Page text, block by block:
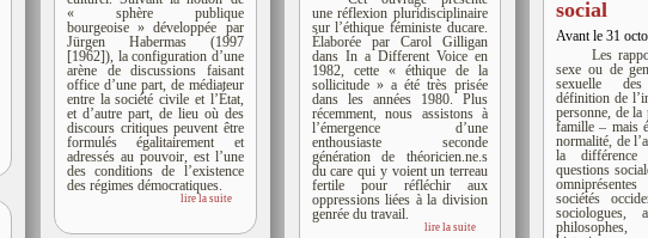
« sphère publique
bourgeoise » développée par
Jürgen Habermas (1997
[1962]), la configuration d’une
arène de discussions faisant
office d’une part, de médiateur
entre la société civile et l’État,
et d’autre part, de lieu où des
discours critiques peuvent être
formulés égalitairement et
adressés au pouvoir, est l’une
des conditions de l’existence
des régimes démocratiques.
lire la suite
une réflexion pluridisciplinaire
sur l’éthique féministe ducare.
Élaborée par Carol Gilligan
dans In a Different Voice en
1982, cette « éthique de la
sollicitude » a été très prisée
dans les années 1980. Plus
récemment, nous assistons à
l’émergence d’une
enthousiaste seconde
génération de théoricien.ne.s
du care qui y voient un terreau
fertile pour réfléchir aux
oppressions liées à la division
genrée du travail.
lire la suite
social
Avant le 31
Les
sexe ou de
sexuelle
définition de
personne, de la
famille – mais
normalité, de
la
questions
sociétés
sociologues,